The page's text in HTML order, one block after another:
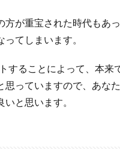
が重宝された時代もあ
てしまいます。
することによって、本来
っていますので、あな
と思います。